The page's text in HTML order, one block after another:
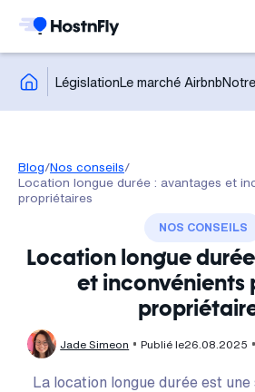
LégislationLe marché Airbnb
Blog/Nos conseils/
Location longue durée : avantages et
propriétaires
NOS CONSEILS
Location longue
et inconvénients
Jade Simeon Publié le26.08.2025
La location longue durée est